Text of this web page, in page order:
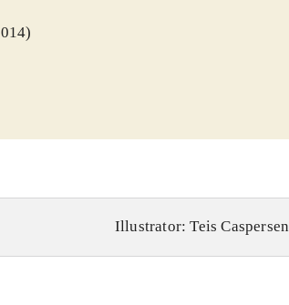
Illustrator: Teis Caspersen